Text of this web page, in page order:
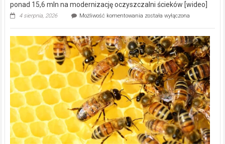
ponad 15,6 mln na modernizację oczyszczalni ścieków [wideo]
4 sierpnia, 2026 Możliwość komentowania Ekologiczne
Wręczyca
Wielka
z
dofinansowaniem
ponad
15,6
mln
na
modernizację
oczyszczalni
ścieków
[wideo]
została wyłączona